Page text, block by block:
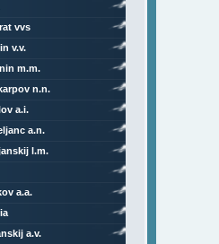
vvs
v.v.
m.m.
n.n.
a.i.
a.n.
l.m.
a.a.
a.v.